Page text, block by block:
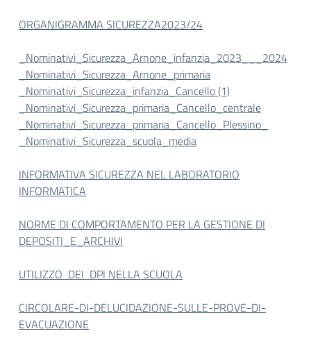
ORGANIGRAMMA SICUREZZA2023/24
_Nominativi_Sicurezza_Arnone_infanzia_2023___2024
_Nominativi_Sicurezza_Arnone_primaria
_Nominativi_Sicurezza_infanzia_Cancello (1)
_Nominativi_Sicurezza_primaria_Cancello_centrale
_Nominativi_Sicurezza_primaria_Cancello_Plessino_
_Nominativi_Sicurezza_scuola_media
INFORMATIVA SICUREZZA NEL LABORATORIO
INFORMATICA
NORME DI COMPORTAMENTO PER LA GESTIONE DI
DEPOSITI_E_ARCHIVI
UTILIZZO DEI DPI NELLA SCUOLA
CIRCOLARE-DI-DELUCIDAZIONE-SULLE-PROVE-DI-
EVACUAZIONE